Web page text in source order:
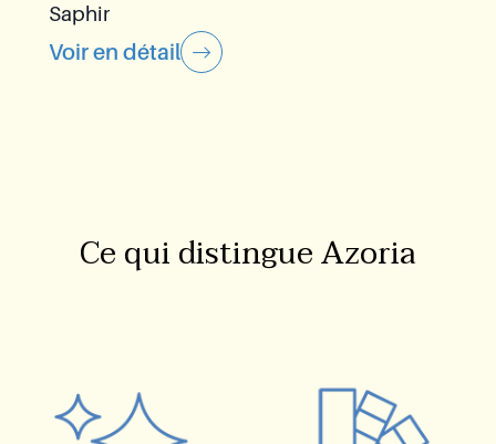
Saphir
Voir en détail
Ce qui distingue Azoria